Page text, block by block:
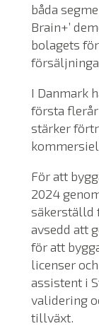
båda
Brain+’
bolagets
I Danmark
första
stärker
För att
2024
säkerställd
avsedd att
för att
licenser
assistent i
validering
tillväxt.